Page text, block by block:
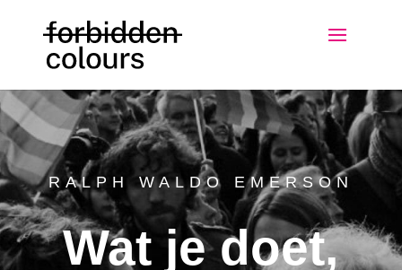
RALPH WALDO EMERSON
Wat je doet,